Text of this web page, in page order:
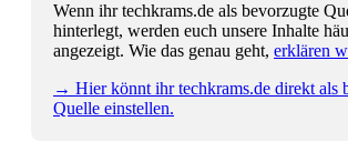
Wenn ihr techkrams.de als bevorzugte
hinterlegt, werden euch unsere Inhalte
angezeigt. Wie das genau geht, erklären
→ Hier könnt ihr techkrams.de direkt als
Quelle einstellen.